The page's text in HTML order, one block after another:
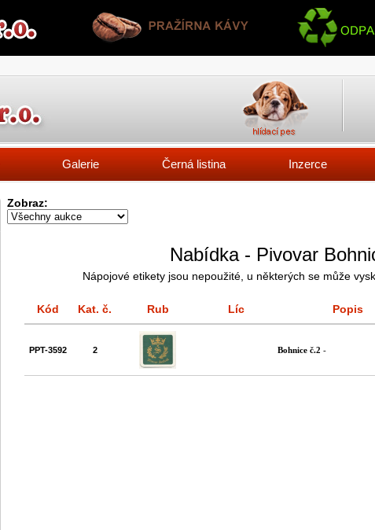
Galerie Černá listina Inzerce
Zobraz:
Nabídka - Pivovar
Nápojové etikety jsou nepoužité, u některých se může
Kód Kat. č. Rub Líc Popis
PPT-3592 2 Bohnice č.2 -